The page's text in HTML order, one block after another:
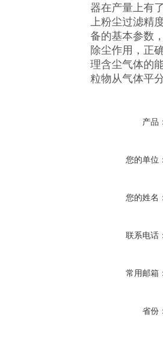
器在产量上有
上粉尘过滤精
备的基本参数
除尘作用，正
理含尘气体的
粒物从气体平
产品
您的单位
您的姓名
联系电话
常用邮箱
省份